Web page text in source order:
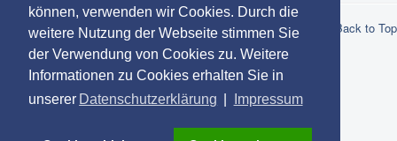
können, verwenden wir Cookies. Durch die
weitere Nutzung der Webseite stimmen Sie
der Verwendung von Cookies zu. Weitere
Informationen zu Cookies erhalten Sie in
unserer Datenschutzerklärung Impressum
Back to Top
© 2026 Robert Lindemann KG -Datenschutz-Impressum-